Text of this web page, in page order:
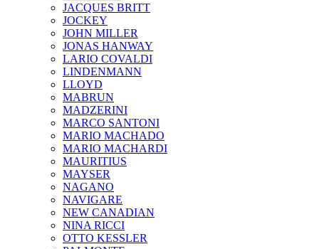
JAСQUES BRITT
JOCKEY
JOHN MILLER
JONAS HANWAY
LARIO COVALDI
LINDENMANN
LLOYD
MABRUN
MADZERINI
MARCO SANTONI
MARIO MACHADO
MARIO MACHARDI
MAURITIUS
MAYSER
NAGANO
NAVIGARE
NEW CANADIAN
NINA RICCI
OTTO KESSLER